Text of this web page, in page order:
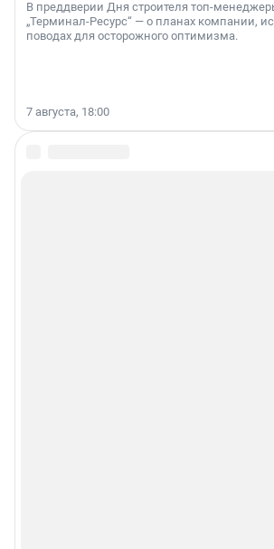
В преддверии Дня строителя топ-
„Терминал-Ресурс“ — о планах компании,
поводах для осторожного оптимизма.
7 августа, 18:00